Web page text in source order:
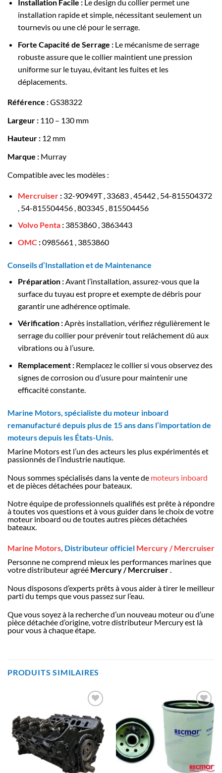
Installation Facile :Le design du collier permet une
installation rapide et simple, nécessitant seulement un
tournevis ou une clé pour le serrage.
Forte Capacité de Serrage :Le mécanisme de serrage
robuste assure que le collier maintient une pression
uniforme sur le tuyau, évitant les fuites et les
déplacements.
Référence :GS38322
Largeur : 110 – 130 mm
Hauteur : 12 mm
Marque : Murray
Compatible avec les modèles :
Mercruiser:32-90949T , 33683 , 45442 , 54-815504372
, 54-815504456 , 803345 , 815504456
Volvo Penta:3853860 , 3863443
OMC :0985661 , 3853860
Conseils d’Installation et de Maintenance
Préparation :Avant l’installation, assurez-vous que la
surface du tuyau est propre et exempte de débris pour
garantir une adhérence optimale.
Vérification :Après installation, vérifiez régulièrement le
serrage du collier pour prévenir tout relâchement dû aux
vibrations ou à l’usure.
Remplacement :Remplacez le collier si vous observez des
signes de corrosion ou d’usure pour maintenir une
efficacité constante.
Marine Motors, spécialiste du moteur inboard
remanufacturé depuis plus de 15 ans dans l’importation de
moteurs depuis les États-Unis.
Marine Motors est l’un des acteurs les plus expérimentés et
passionnés de l’industrie nautique.
Nous sommes spécialisés dans la vente de moteurs inboard
et de pièces détachées pour bateaux.
Notre équipe de professionnels qualifiés est prête à répondre
à toutes vos questions et à vous guider dans le choix de votre
moteur inboard ou de toutes autres pièces détachées
bateaux.
Marine Motors, Distributeur officiel Mercury / Mercruiser
Personne ne comprend mieux les performances marines que
votre distributeur agréé Mercury / Mercruiser.
Nous disposons d’experts prêts à vous aider à tirer le meilleur
parti du temps que vous passez sur l’eau.
Que vous soyez à la recherche d’un nouveau moteur ou d’une
pièce détachée d’origine, votre distributeur Mercury est là
pour vous à chaque étape.
PRODUITS SIMILAIRES
AJOUTER
À LA
LISTE
D’ENVIES
AJOUTER
LISTE
D’ENVIES